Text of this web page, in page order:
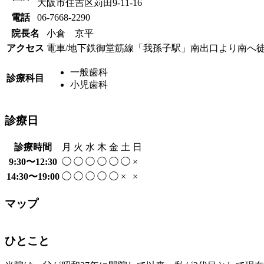
大阪市住吉区苅田9-11-16
電話
06-7668-2290
院長名
小倉 京平
アクセス 電車/地下鉄御堂筋線「我孫子駅」南出口より南へ
診療科目
一般歯科
小児歯科
診療日
診療時間 月 火 水 木 金 土 日
9:30〜12:30 ◯ ◯ ◯ ◯ ◯ ◯ ×
14:30〜19:00 ◯ ◯ ◯ ◯ ◯ × ×
マップ
ひとこと